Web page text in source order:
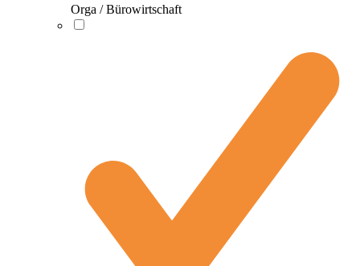
Orga / Bürowirtschaft